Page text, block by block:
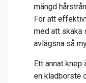
mängd
För att
med att skaka
avlägsna så
Ett annat knep
en klädborste